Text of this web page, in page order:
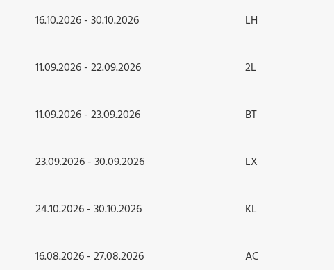
16.10.2026 - 30.10.2026 LH
11.09.2026 - 22.09.2026 2L
11.09.2026 - 23.09.2026 BT
23.09.2026 - 30.09.2026 LX
24.10.2026 - 30.10.2026 KL
16.08.2026 - 27.08.2026 AC